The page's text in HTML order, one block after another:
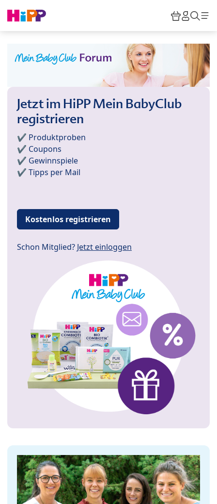
HiPP
Jetzt im HiPP Mein BabyClub
registrieren
✔️ Produktproben
✔️ Coupons
✔️ Gewinnspiele
✔️ Tipps per Mail
Kostenlos registrieren
Schon Mitglied? Jetzt einloggen